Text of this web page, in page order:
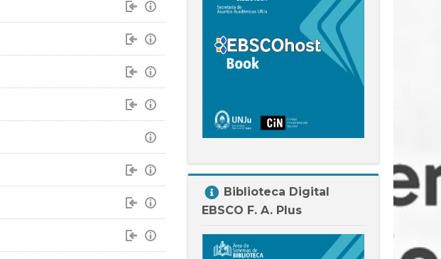
Biblioteca
Digital
EBSCO
Biblioteca Digital
EBSCO F. A. Plus